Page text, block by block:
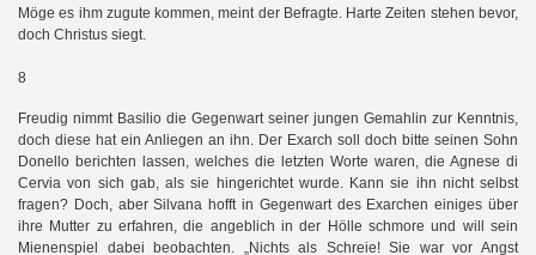
Möge es ihm zugute kommen, meint der Befragte. Harte Zeiten stehen bevor,
doch Christus siegt.
8
Freudig nimmt Basilio die Gegenwart seiner jungen Gemahlin zur Kenntnis,
doch diese hat ein Anliegen an ihn. Der Exarch soll doch bitte seinen Sohn
Donello berichten lassen, welches die letzten Worte waren, die Agnese di
Cervia von sich gab, als sie hingerichtet wurde. Kann sie ihn nicht selbst
fragen? Doch, aber Silvana hofft in Gegenwart des Exarchen einiges über
ihre Mutter zu erfahren, die angeblich in der Hölle schmore und will sein
Mienenspiel dabei beobachten. „Nichts als Schreie! Sie war vor Angst